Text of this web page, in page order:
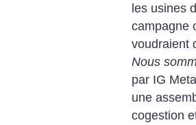
les usines
campagne
voudraient
Nous
par IG
une
cogestion